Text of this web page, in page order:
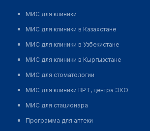
МИС для клиники
МИС для клиники в Казахстане
МИС для клиники в Узбекистане
МИС для клиники в Кыргызстане
МИС для стоматологии
МИС для клиники ВРТ, центра ЭКО
МИС для стационара
Программа для аптеки